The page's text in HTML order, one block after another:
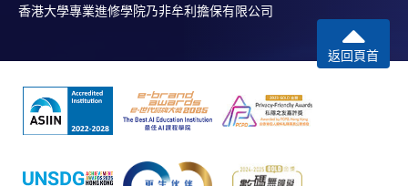
香港大學專業進修學院乃非牟利擔保有限公司
返回頁首